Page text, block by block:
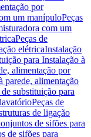
por
um manípuloPeças
com um
Peças de
elétricaInstalação
para Instalação à
alimentação por
parede, alimentação
de substituição para
Peças de
de ligação
de sifões para
de sifões para